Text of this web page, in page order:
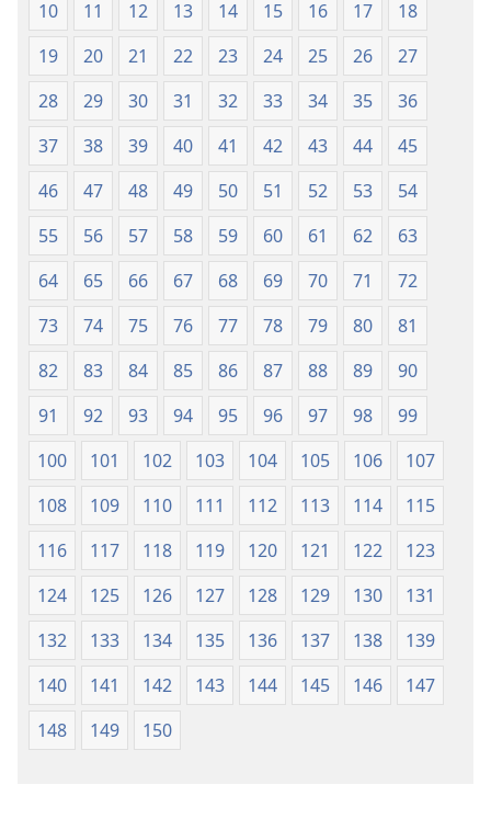
10
11 12 13 14 15 16 17
18
19
20 21 22 23 24 25 26
27
28
29 30 31 32 33 34 35
36
37
38 39 40 41 42 43 44
45
46
47 48 49 50 51 52 53
54
55
56 57 58 59 60 61 62
63
64
65 66 67 68 69 70 71
72
73
74 75 76 77 78 79 80
81
82
83 84 85 86 87 88 89
90
91
92 93 94 95 96 97 98
99
100
101 102 103 104 105 106
107
108
109 110 111 112 113 114
115
116
117 118 119 120 121 122
123
124
125 126 127 128 129 130
131
132
133 134 135 136 137 138
139
140
141 142 143 144 145 146
147
148
149 150